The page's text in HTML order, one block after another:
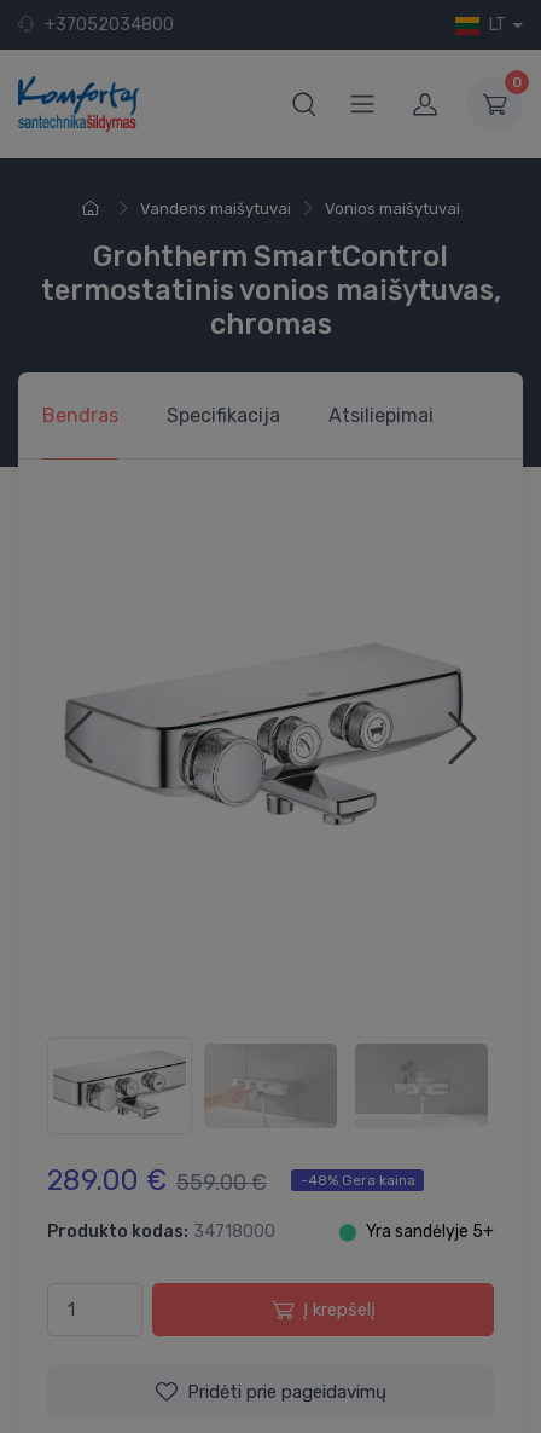
+37052034800 LT
0
Vandens maišytuvai Vonios maišytuvai
Grohtherm SmartControl
termostatinis vonios maišytuvas,
chromas
Bendras Specifikacija Atsiliepimai
289.00 € 559.00 € -48% Gera kaina
Produkto kodas: 34718000 ⬤ Yra sandėlyje 5+
Į krepšelį
Pridėti prie pageidavimų